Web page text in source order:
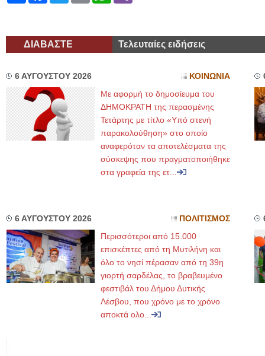
ΔΙΑΒΑΣΤΕ Τελευταίες ειδήσεις
6 ΑΥΓΟΥΣΤΟΥ 2026 ΚΟΙΝΩΝΙΑ
Με αφορμή το δημοσίευμα του
ΔΗΜΟΚΡΑΤΗ της περασμένης
Τετάρτης με τίτλο «Υπό στενή
παρακολούθηση» στο οποίο
αναφερόταν τα αποτελέσματα της
σύσκεψης που πραγματοποιήθηκε
στα γραφεία της ετ...
6 ΑΥΓΟΥΣΤΟΥ 2026 ΠΟΛΙΤΙΣΜΟΣ
Περισσότεροι από 15.000
επισκέπτες από τη Μυτιλήνη και
όλο το νησί πέρασαν από τη 39η
γιορτή σαρδέλας, το βραβευμένο
φεστιβάλ του Δήμου Δυτικής
Λέσβου, που χρόνο με το χρόνο
αποκτά ολο...